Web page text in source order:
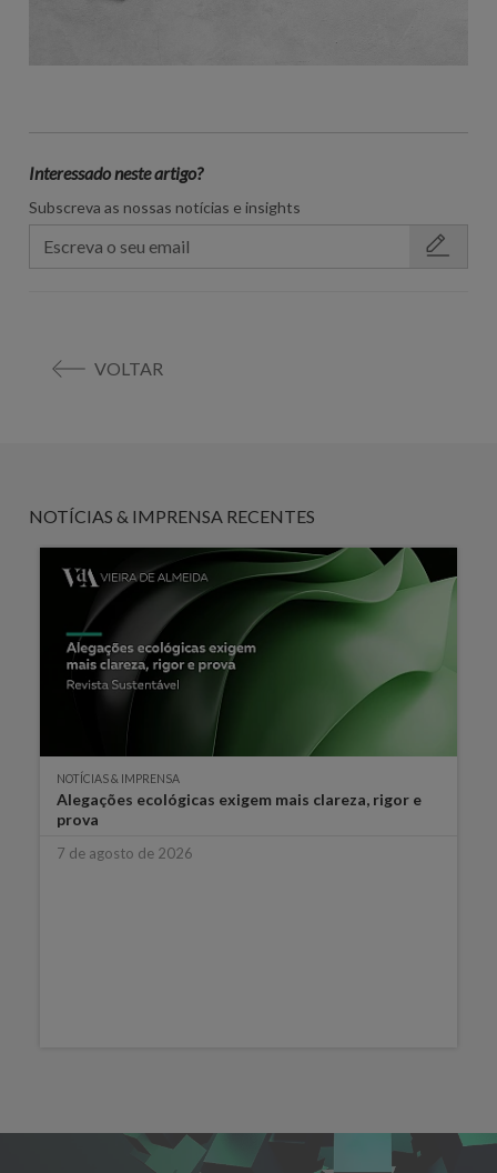
Interessado neste artigo?
Subscreva as nossas notícias e insights
VOLTAR
NOTÍCIAS & IMPRENSA RECENTES
NOTÍCIAS & IMPRENSA
Alegações ecológicas exigem mais clareza, rigor e
prova
7 de agosto de 2026